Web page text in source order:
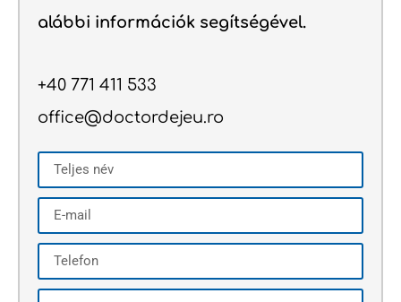
alábbi információk segítségével.
+40 771 411 533
office@doctordejeu.ro